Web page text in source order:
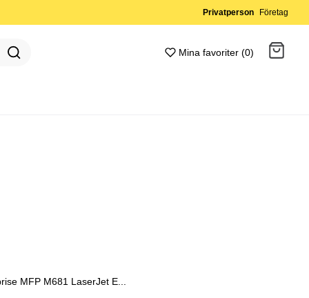
Privatperson Företag
Mina favoriter (0)
MFP M681 LaserJet E...